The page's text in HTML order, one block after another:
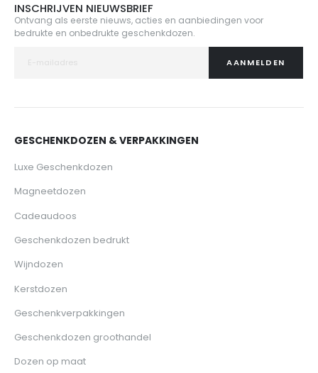
INSCHRIJVEN NIEUWSBRIEF
Ontvang als eerste nieuws, acties en aanbiedingen voor
bedrukte en onbedrukte geschenkdozen.
AANMELDEN
GESCHENKDOZEN & VERPAKKINGEN
Luxe Geschenkdozen
Magneetdozen
Cadeaudoos
Geschenkdozen bedrukt
Wijndozen
Kerstdozen
Geschenkverpakkingen
Geschenkdozen groothandel
Dozen op maat